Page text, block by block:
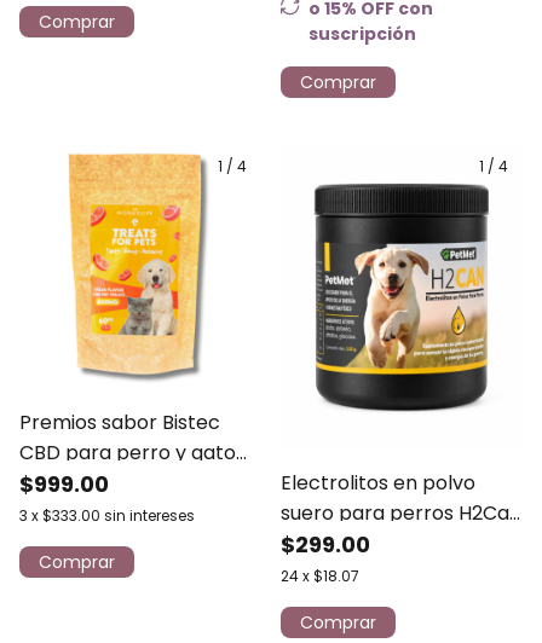
o 15% OFF con
suscripción
Comprar
1 / 4
Premios sabor Bistec
CBD para perro y gato
800mg | 60pz
$999.00
3 x$333.00 sin intereses
1 / 4
Electrolitos en polvo
suero para perros H2Can
Petmet 115g
$299.00
24x$18.07